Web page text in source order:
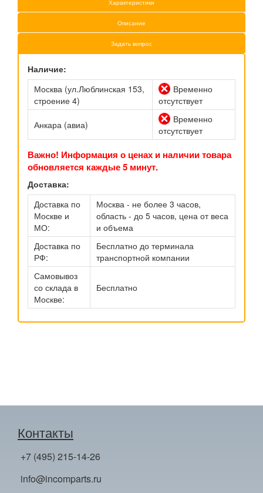
Характеристики
Описание
Задать вопрос
Наличие:
Москва (ул.Люблинская 153,
строение 4)
Временно
отсутствует
Анкара (авиа)
Временно
отсутствует
Важно! Информация о ценах и наличии товара
обновляется каждые 5 минут.
Доставка:
Доставка по
Москве и
МО:
Москва - не более 3 часов,
область - до 5 часов, цена от веса
и объема
Доставка по
РФ:
Бесплатно до терминала
транспортной компании
Самовывоз
со склада в
Москве:
Бесплатно
Контакты
+7 (495) 215-14-26
info@incomparts.ru